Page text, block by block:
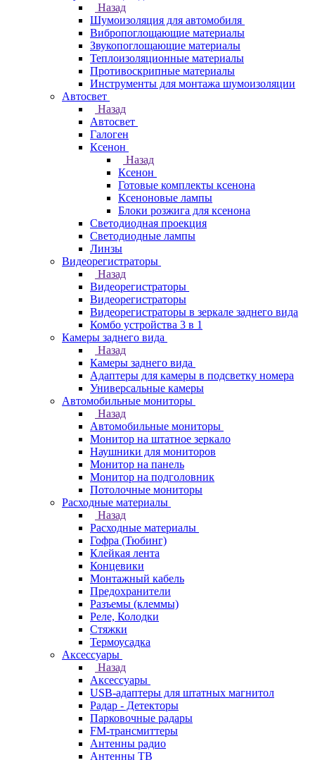
Назад
Шумоизоляция для автомобиля
Вибропоглощающие материалы
Звукопоглощающие материалы
Теплоизоляционные материалы
Противоскрипные материалы
Инструменты для монтажа шумоизоляции
Автосвет
Назад
Автосвет
Галоген
Ксенон
Назад
Ксенон
Готовые комплекты ксенона
Ксеноновые лампы
Блоки розжига для ксенона
Светодиодная проекция
Светодиодные лампы
Линзы
Видеорегистраторы
Назад
Видеорегистраторы
Видеорегистраторы
Видеорегистраторы в зеркале заднего вида
Комбо устройства 3 в 1
Камеры заднего вида
Назад
Камеры заднего вида
Адаптеры для камеры в подсветку номера
Универсальные камеры
Автомобильные мониторы
Назад
Автомобильные мониторы
Монитор на штатное зеркало
Наушники для мониторов
Монитор на панель
Монитор на подголовник
Потолочные мониторы
Расходные материалы
Назад
Расходные материалы
Гофра (Тюбинг)
Клейкая лента
Концевики
Монтажный кабель
Предохранители
Разъемы (клеммы)
Реле, Колодки
Стяжки
Термоусадка
Аксессуары
Назад
Аксессуары
USB-адаптеры для штатных магнитол
Радар - Детекторы
Парковочные радары
FM-трансмиттеры
Антенны радио
Антенны ТВ